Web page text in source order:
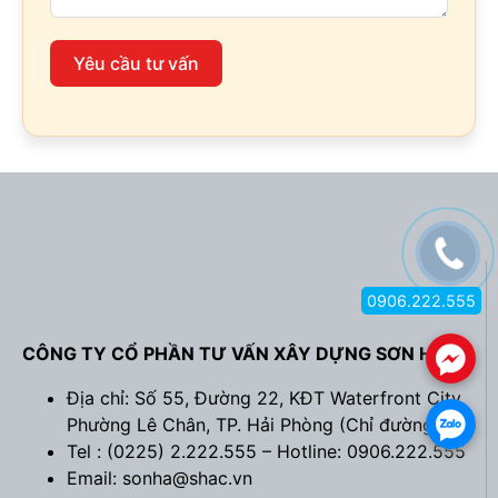
Yêu cầu tư vấn
CÔNG TY CỔ PHẦN TƯ VẤN XÂY DỰNG SƠN HÀ
Địa chỉ: Số 55, Đường 22, KĐT Waterfront City,
Phường Lê Chân, TP. Hải Phòng (Chỉ đường )
Tel : (0225) 2.222.555 – Hotline: 0906.222.555
Email: sonha@shac.vn
.
.
0906.222.555